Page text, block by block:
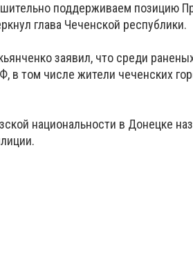
поддерживаем позицию
глава Чеченской республики.
заявил, что среди
в том числе жители чеченских
национальности в Донецке